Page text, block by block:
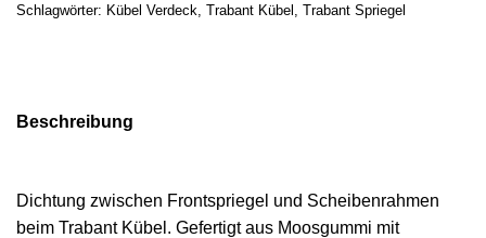
Schlagwörter: Kübel Verdeck Trabant Kübel Trabant Spriegel
Beschreibung
Dichtung zwischen Frontspriegel und Scheibenrahmen
beim Trabant Kübel. Gefertigt aus Moosgummi mit